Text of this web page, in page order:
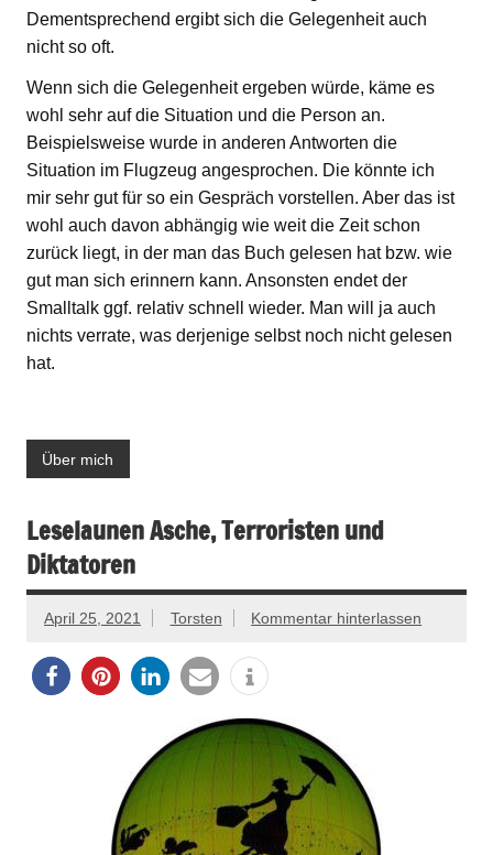
Dementsprechend ergibt sich die Gelegenheit auch
nicht so oft.
Wenn sich die Gelegenheit ergeben würde, käme es
wohl sehr auf die Situation und die Person an.
Beispielsweise wurde in anderen Antworten die
Situation im Flugzeug angesprochen. Die könnte ich
mir sehr gut für so ein Gespräch vorstellen. Aber das ist
wohl auch davon abhängig wie weit die Zeit schon
zurück liegt, in der man das Buch gelesen hat bzw. wie
gut man sich erinnern kann. Ansonsten endet der
Smalltalk ggf. relativ schnell wieder. Man will ja auch
nichts verrate, was derjenige selbst noch nicht gelesen
hat.
Über mich
Leselaunen Asche, Terroristen und
Diktatoren
April 25, 2021 Torsten Kommentar hinterlassen